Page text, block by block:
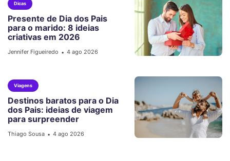
Dicas
Presente de Dia dos Pais
para o marido: 8 ideias
criativas em 2026
Jennifer Figueiredo • 4 ago 2026
Viagens
Destinos baratos para o Dia
dos Pais: ideias de viagem
para surpreender
Thiago Sousa • 4 ago 2026